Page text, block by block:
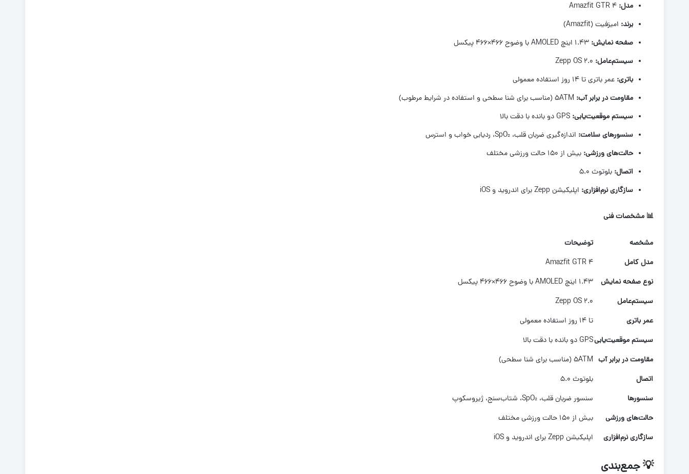
مدل:
برند: امیزفیت (Amazfit)
صفحه نمایش:
سیستم‌عامل:
باتری: عمر باتری تا ۱۴ روز استفاده معمولی
مقاومت در برابر آب:
سیستم موقعیت‌یابی:
سنسورهای سلامت: اندازه‌گیری ضربان قلب، SpO₂، ردیابی خواب و استرس
حالت‌های ورزشی: بیش از ۱۵۰ حالت ورزشی مختلف
اتصال: بلوتوث ۵.۰
سازگاری نرم‌افزاری: اپلیکیشن Zepp برای اندروید و iOS
📊 مشخصات فنی
مشخصه
توضیحات
مدل کامل
Amazfit GTR 4
نوع صفحه نمایش
۱.۴۳ اینچ AMOLED با وضوح ۴۶۶×۴۶۶ پیکسل
سیستم‌عامل
Zepp OS 2.0
عمر باتری
تا ۱۴ روز استفاده معمولی
سیستم موقعیت‌یابیGPS دو بانده با دقت بالا
مقاومت در برابر آب ۵ATM (مناسب برای شنا سطحی)
اتصال
بلوتوث ۵.۰
سنسورها
سنسور ضربان قلب، SpO₂، شتاب‌سنج، ژیروسکوپ
حالت‌های ورزشی
بیش از ۱۵۰ حالت ورزشی مختلف
سازگاری نرم‌افزاری
اپلیکیشن Zepp برای اندروید و iOS
💡جمع‌بندی